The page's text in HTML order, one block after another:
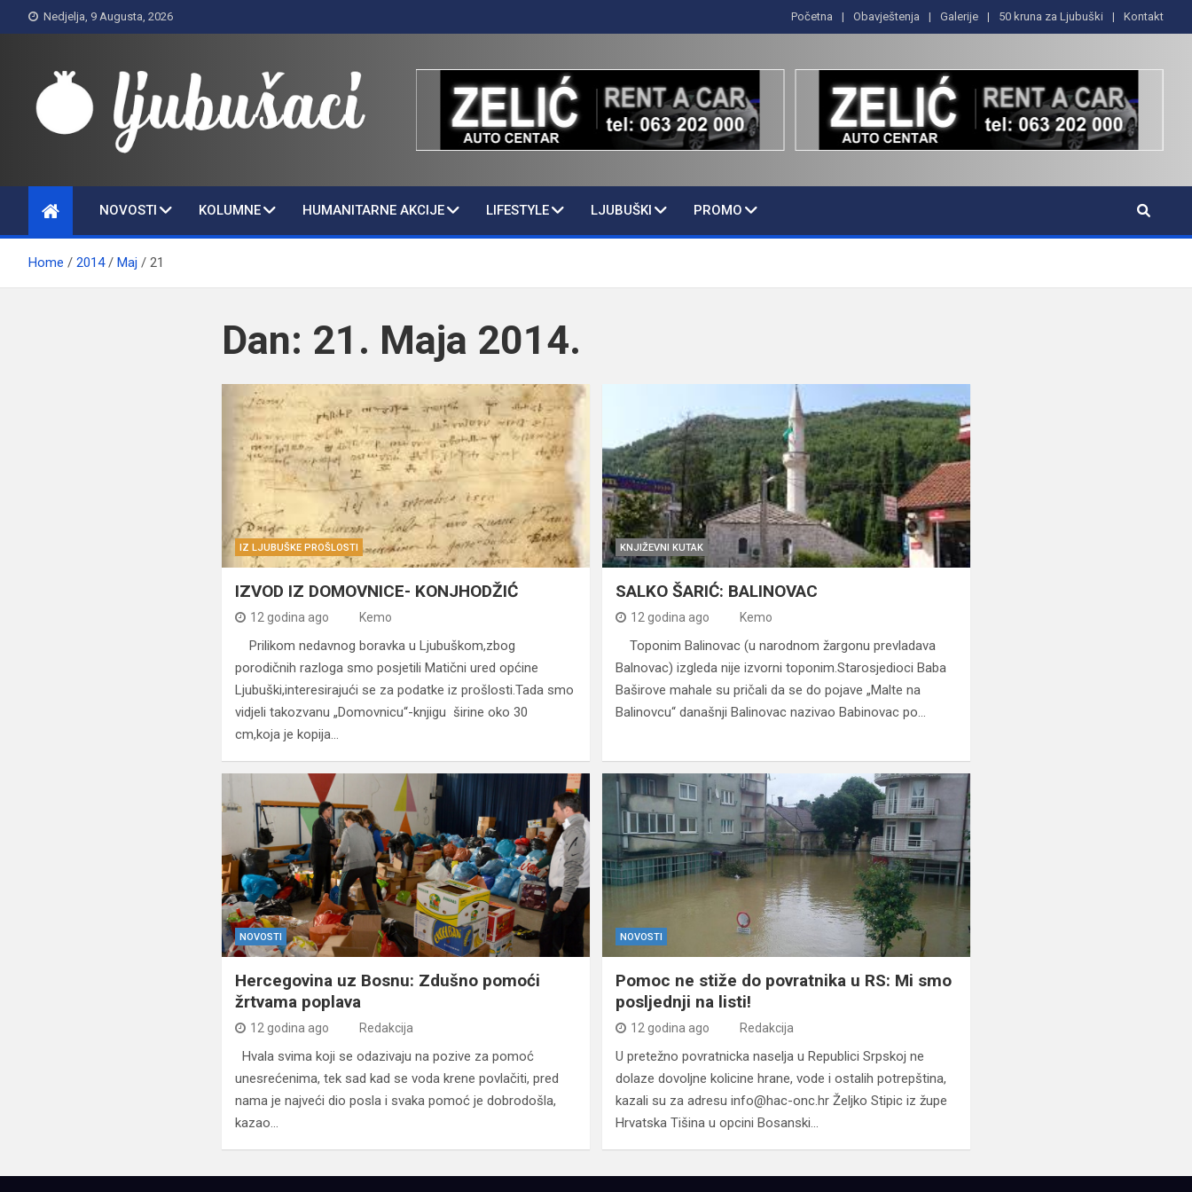
to
Nedjelja, 9 Augusta, 2026 Početna Obavještenja Galerije 50 kruna za Ljubuški Kontakt
Ljubušaci
NOVOSTI KOLUMNE HUMANITARNE AKCIJE LIFESTYLE LJUBUŠKI PROMO
Home 2014 Maj 21
Dan: 21. Maja 2014.
IZ LJUBUŠKE PROŠLOSTI
IZVOD IZ DOMOVNICE- KONJHODŽIĆ
12 godina ago Kemo
Prilikom nedavnog boravka u Ljubuškom,zbog
porodičnih razloga smo posjetili Matični ured općine
Ljubuški,interesirajući se za podatke iz prošlosti.Tada smo
vidjeli takozvanu „Domovnicu“-knjigu širine oko 30
cm,koja je kopija…
KNJIŽEVNI KUTAK
SALKO ŠARIĆ: BALINOVAC
12 godina ago Kemo
Toponim Balinovac (u narodnom žargonu prevladava
Balnovac) izgleda nije izvorni toponim.Starosjedioci Baba
Baširove mahale su pričali da se do pojave „Malte na
Balinovcu“ današnji Balinovac nazivao Babinovac po…
NOVOSTI
Hercegovina uz Bosnu: Zdušno pomoći
žrtvama poplava
12 godina ago Redakcija
Hvala svima koji se odazivaju na pozive za pomoć
unesrećenima, tek sad kad se voda krene povlačiti, pred
nama je najveći dio posla i svaka pomoć je dobrodošla,
kazao…
NOVOSTI
Pomoc ne stiže do povratnika u RS: Mi smo
posljednji na listi!
12 godina ago Redakcija
U pretežno povratnicka naselja u Republici Srpskoj ne
dolaze dovoljne kolicine hrane, vode i ostalih potrepština,
kazali su za adresu info@hac-onc.hr Željko Stipic iz župe
Hrvatska Tišina u opcini Bosanski…